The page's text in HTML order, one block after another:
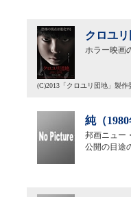
クロユリ
ホラー映画
(C)2013「クロユリ団地」製作
純（1980
邦画ニュー
公開の目途